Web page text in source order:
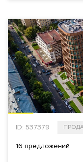
ID: 537379
16 предложений